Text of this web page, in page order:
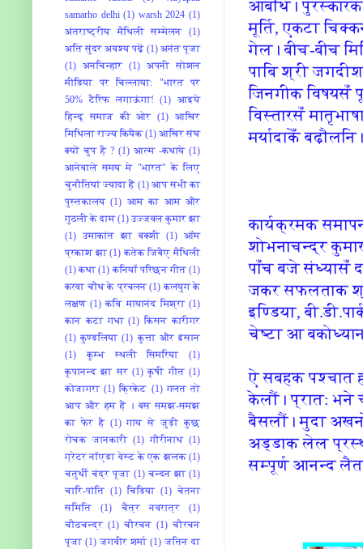
आबथि‍।
मूर्ति, एकटा
गेल। बीच-बीच
पाबि‍ श्री
जि‍नगीक वि‍षयसँ
वि‍स्‍तारसँ
मर्यादाकेँ बढ़ौलनि‍।
कार्यक्रमक
शोभनाचन्‍द्र
पाँच बजे
जकर सफलताक
इण्‍डि‍या,
चेष्‍टा आ
ऐ सबहक पश्चात
केलौं। प्रात: भने
बैसलौं। मुदा
अड्डाक लेल
सम्‍पूर्ण आनन्‍द
samarho delhi (1) warsh 2024 (1)
अंतराष्ट्रीय मैथिली सम्मेलन
(1)
अति सुंदर अवश्य पढ़ें (1) अनंत पूजा
(1) अनचिन्हार (1) अपनी सोशल
मीडिया पर चिल्लाया: "भारत पर
50% टैरिफ लगाऊंगा! (1) आइये
हिन्दू समाज की ओर (1) आखिर
मिथिला राज्य कियैक (1) आखिर संघ
क्यों चुप है ? (1) आत्म -कथाये (1)
आनेवाले समय मे "भारत" के लिए
चुनौतियां ज्यादा हैं (1) आप सभी का
पुस्तकालय (1) आम का आम और
गुठली के दाम (1) उज्जवल कुमार झा
(1) उमाकांत झा बक्शी (1) ऑम
प्रकाश झा (1) कतेक जिबैए मैथिली
(1) कथा (1) कनियाँ परिछन गीत (1)
करवा चौथ के प्रचलन (1) कलयुग के
लक्षण (1) कवि मायानंद मिश्रा (1)
कान कटा गधा (1) किसन कारीगर
(1) कुण्डलिया (1) कुत्ता और इंसान
(1)
कुम्भ स्थली सिमरिया
(1)
कृपानन्द झा सर (1) कृषी गीत (1)
कोजागरा (1) क्रिकेट (1) गलत तो
आप और हम हैं । बस समझ-समझ
का फेर है (1) गाय से जुड़ी कुछ
रोचक जानकारी (1) गौरीनाथ (1)
ग्रेटर नॉएडा वेस्ट के एक झलक (1)
चतुर्थी चंद्र पूजा (1) चन्दन झा (1)
चारि-पांति (1) चिडिया (1) चेतना
समिति
(1) चैत्र नवरात्र
(1)
चौठचन्द्र (1) चौरचन (1) चौरचन
पूजा (1) जगवीर शर्मा (1) जतिन दा